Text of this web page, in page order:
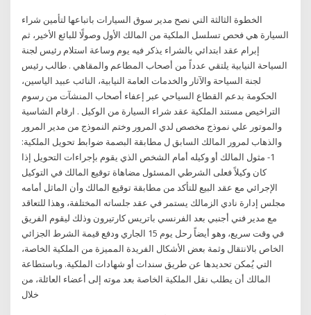
الخطوة الثالثة التي نصح مدير سوق السيارات باتباعها لتأمين شراء
السيارة هي فحص تسلسل الملكية من المالك الأول وصولًا للبائع الأخير، ثم
إبرام عقد ابتدائي بالشراء يذكر فيه يوم وساعة استلام رئيس لجنة
السياحة النيابية يلتقي عدداً من أصحاب المطاعم والمقاهي . طالب رئيس
لجنة السياحة والآثار والخدمات العامة النيابية، النائب عبيد الياسين،
الحكومة بدعم القطاع السياحي عبر إعفاء أصحاب المنشآت من رسوم
التراخيص مستند الملكية عقد شراء السيارة من الوكيل . ارقام الشاسية
والموتور علي نموذج مخصص لدي المرور وختم النموذج من مدير المرور
والذهاب لمرور المالك السابق ل مطابقة البصمة ضوابط تحويل الملكية:
1- مثول المالك أو وكيله أمام الشخص الذي يقوم بإجراءات التحويل إذا
كان وكيلاً فعلى الشرطي المسئول مضاهاة توقيع المالك في التوكيل
الإجرائي مع عقد البيع للتأكد من مطابقة توقيع المالك وأن الماثل أمامه
مجلس إدارة نادي الزمالك يستمر في عقد جلساته المختلفة، وهذا للتعاقد
مع مدير فني أجنبي بعد الفرنسي باتريس كارتيرون وذلك ليقوم الفريق
في وقت سريع، وهو أيضاً رحل يوم 15 الجاري ودفع قيمة الشرط الجزائي
الخاص بالانتقال وثمة بعض الأشكال الفريدة المميزة من الملكية الخاصة،
التي يُمكن تحديدها عن طريق سندات أو شهادات الملكية. وباستطاعة
المالك أن يطلب نقل الملكية الخاصة بعد موته إلى أعضاء العائلة، من
خلال